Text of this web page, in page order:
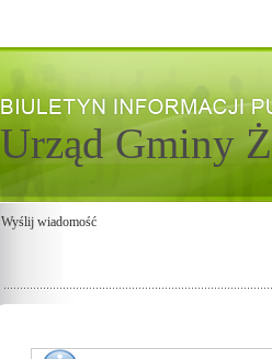
Urząd Gminy
Wyślij wiadomość